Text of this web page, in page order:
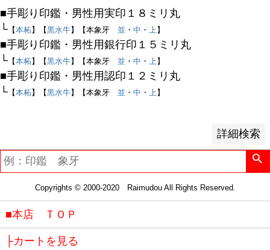
■手彫り印鑑・男性用実印１８ミリ丸
└ 【本柘】【黒水牛】【本象牙 並 ・ 中 ・ 上 】
■手彫り印鑑・男性用銀行印１５ミリ丸
└ 【本柘】【黒水牛】【本象牙 並 ・ 中 ・ 上 】
■手彫り印鑑・男性用認印１２ミリ丸
└ 【本柘】【黒水牛】【本象牙 並 ・ 中 ・ 上 】
詳細検索
登録順
価格が安い順
価格が高い順
優先度順
レビュー順
キーワードヒット順
Copyrights © 2000-2020 Raimudou All Rights Reserved.
■本店 ＴＯＰ
├カートを見る